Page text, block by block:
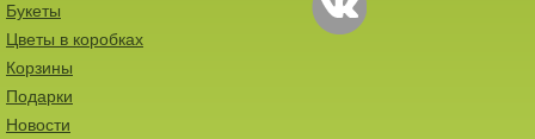
Букеты
Цветы в коробках
Корзины
Подарки
Новости